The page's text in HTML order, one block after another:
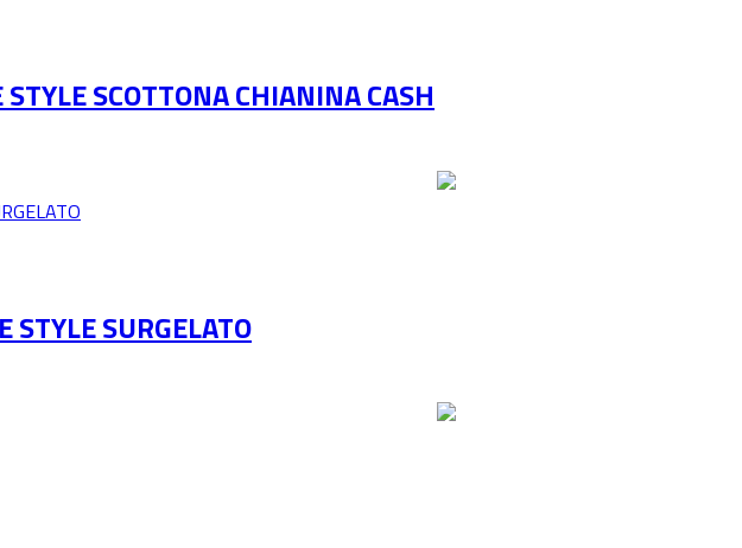
SCOTTONA CHIANINA CASH
STYLE SURGELATO